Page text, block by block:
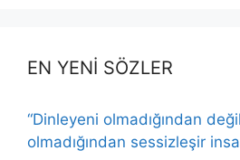
EN YENİ SÖZLER
“Dinleyeni olmadığından
olmadığından sessizleşir